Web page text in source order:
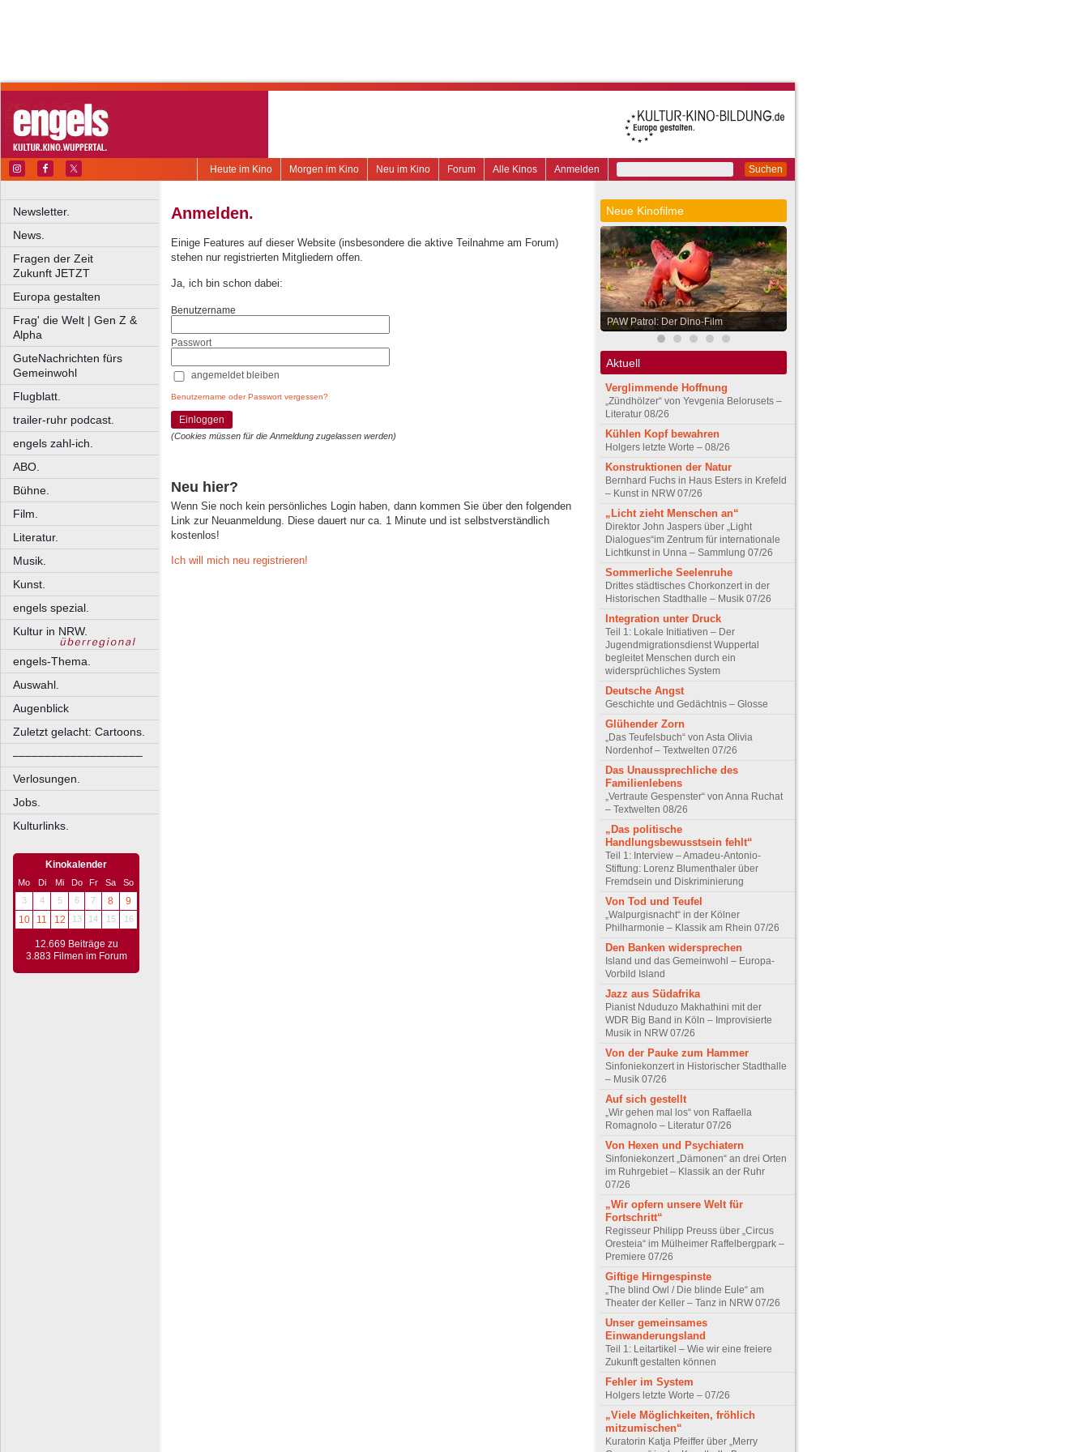
Suchen
Anmelden
Alle Kinos
Forum
Neu im Kino
Morgen im Kino
Heute im Kino
Newsletter.
News.
Fragen der Zeit
Zukunft JETZT
Europa gestalten
Frag' die Welt | Gen Z &
Alpha
GuteNachrichten fürs
Gemeinwohl
Flugblatt.
trailer-ruhr podcast.
engels zahl-ich.
ABO.
Bühne.
Film.
Literatur.
Musik.
Kunst.
engels spezial.
Kultur in NRW.
engels-Thema.
Auswahl.
Augenblick
Zuletzt gelacht: Cartoons.
––––––––––––––––––––
Verlosungen.
Jobs.
Kulturlinks.
Kinokalender
Mo Di Mi Do Fr Sa
So
3
4 5 6 7 8
9
10
11 12 13 14 15 16
12.669 Beiträge zu
3.883 Filmen im Forum
Anmelden.
Einige Features auf dieser Website (insbesondere die aktive Teilnahme am Forum)
stehen nur registrierten Mitgliedern offen.
Ja, ich bin schon dabei:
Benutzername
Passwort
angemeldet bleiben
Benutzername oder Passwort vergessen?
Einloggen
(Cookies müssen für die Anmeldung zugelassen werden)
Neu hier?
Wenn Sie noch kein persönliches Login haben, dann kommen Sie über den folgenden
Link zur Neuanmeldung. Diese dauert nur ca. 1 Minute und ist selbstverständlich
kostenlos!
Ich will mich neu registrieren!
Neue Kinofilme
PAW Patrol: Der Dino-Film
Aktuell
Verglimmende Hoffnung
„Zündhölzer“ von Yevgenia Belorusets –
Literatur 08/26
Kühlen Kopf bewahren
Holgers letzte Worte – 08/26
Konstruktionen der Natur
Bernhard Fuchs in Haus Esters in Krefeld
– Kunst in NRW 07/26
„Licht zieht Menschen an“
Direktor John Jaspers über „Light
Dialogues“im Zentrum für internationale
Lichtkunst in Unna – Sammlung 07/26
Sommerliche Seelenruhe
Drittes städtisches Chorkonzert in der
Historischen Stadthalle – Musik 07/26
Integration unter Druck
Teil 1: Lokale Initiativen – Der
Jugendmigrationsdienst Wuppertal
begleitet Menschen durch ein
widersprüchliches System
Deutsche Angst
Geschichte und Gedächtnis – Glosse
Glühender Zorn
„Das Teufelsbuch“ von Asta Olivia
Nordenhof – Textwelten 07/26
Das Unaussprechliche des
Familienlebens
„Vertraute Gespenster“ von Anna Ruchat
– Textwelten 08/26
„Das politische
Handlungsbewusstsein fehlt“
Teil 1: Interview – Amadeu-Antonio-
Stiftung: Lorenz Blumenthaler über
Fremdsein und Diskriminierung
Von Tod und Teufel
„Walpurgisnacht“ in der Kölner
Philharmonie – Klassik am Rhein 07/26
Den Banken widersprechen
Island und das Gemeinwohl – Europa-
Vorbild Island
Jazz aus Südafrika
Pianist Nduduzo Makhathini mit der
WDR Big Band in Köln – Improvisierte
Musik in NRW 07/26
Von der Pauke zum Hammer
Sinfoniekonzert in Historischer Stadthalle
– Musik 07/26
Auf sich gestellt
„Wir gehen mal los“ von Raffaella
Romagnolo – Literatur 07/26
Von Hexen und Psychiatern
Sinfoniekonzert „Dämonen“ an drei Orten
im Ruhrgebiet – Klassik an der Ruhr
07/26
„Wir opfern unsere Welt für
Fortschritt“
Regisseur Philipp Preuss über „Circus
Oresteia“ im Mülheimer Raffelbergpark –
Premiere 07/26
Giftige Hirngespinste
„The blind Owl / Die blinde Eule“ am
Theater der Keller – Tanz in NRW 07/26
Unser gemeinsames
Einwanderungsland
Teil 1: Leitartikel – Wie wir eine freiere
Zukunft gestalten können
Fehler im System
Holgers letzte Worte – 07/26
„Viele Möglichkeiten, fröhlich
mitzumischen“
Kuratorin Katja Pfeiffer über „Merry